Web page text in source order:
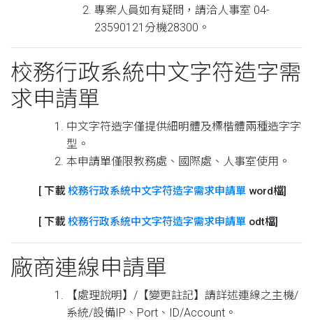
專案人員如有疑問，請洽人事室 04-
23590121分機28300。
校務行政系統中文字符造字需
求申請單
中文字符造字僅提供細明體及標楷體兩種造字字
型。
本申請單僅限教務處、國際處、人事室使用。
[ 下載校務行政系統中文字符造字需求申請單 word檔]
[ 下載校務行政系統中文字符造字需求申請單 odt檔]
廠商連線申請單
【處理說明】/【變更註記】請詳述連線之主機/
系統/設備IP、Port、ID/Account。